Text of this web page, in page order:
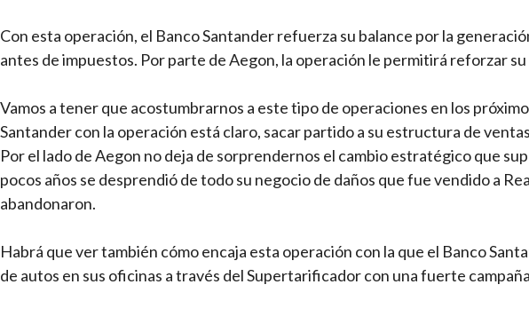
Con esta operación, el Banco Santander refuerza su balance por la
antes de impuestos. Por parte de Aegon, la operación le permitirá reforzar su
Vamos a tener que acostumbrarnos a este tipo de operaciones en los
Santander con la operación está claro, sacar partido a su estructura de
Por el lado de Aegon no deja de sorprendernos el cambio estratégico que
pocos años se desprendió de todo su negocio de daños que fue vendido a
abandonaron.
Habrá que ver también cómo encaja esta operación con la que el Banco
de autos en sus oficinas a través del Supertarificador con una fuerte